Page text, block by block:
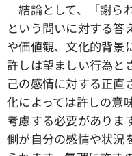
結論として、「謝ら
という問いに対する答
や価値観、文化的背景
許しは望ましい行為と
己の感情に対する正直
化によっては許しの意
考慮する必要がありま
側が自分の感情や状況